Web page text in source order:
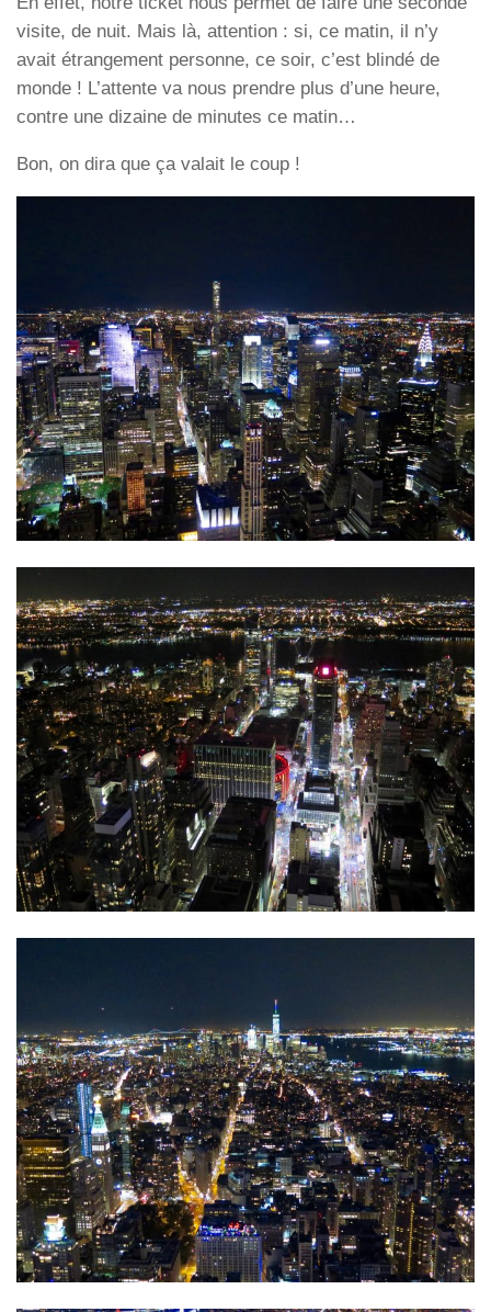
visite, de nuit. Mais là, attention : si, ce matin, il n’y
avait étrangement personne, ce soir, c’est blindé de
monde ! L’attente va nous prendre plus d’une heure,
contre une dizaine de minutes ce matin…
Bon, on dira que ça valait le coup !